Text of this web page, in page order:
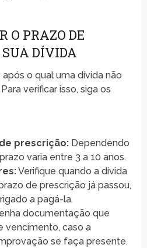
O PRAZO DE
SUA DÍVIDA
o qual uma dívida não
verificar isso, siga os
prescrição:Dependendo
varia entre 3 a 10 anos.
Verifique quando a dívida
de prescrição já passou,
a pagá-la.
documentação que
vencimento, caso a
se faça presente.